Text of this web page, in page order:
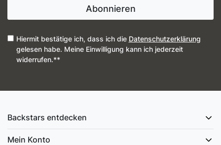
Abonnieren
Hiermit bestätige ich, dass ich die Daten­schutz­erklärung
gelesen habe. Meine Einwilligung kann ich jederzeit
widerrufen.**
Backstars entdecken
Mein Konto